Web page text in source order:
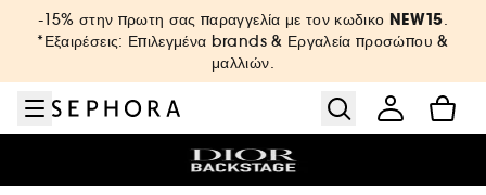
Μετάβαση στο μενού
Μετάβαση στο κύριο περιεχόμενο
Μετάβαση στο υποσέλιδο
-15% στην πρωτη σας παραγγελία με τον κωδικο NEW15.
*Εξαιρέσεις: Επιλεγμένα brands & Εργαλεία προσώπου &
μαλλιών.